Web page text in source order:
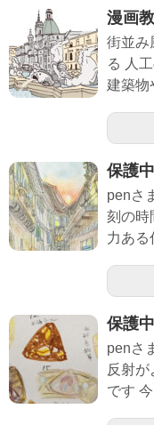
漫画
街並み
る 人
建築物
保護
penさ
刻の時
力ある
保護
penさ
反射
です